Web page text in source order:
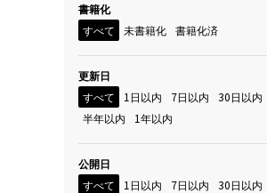
書籍化
すべて
未書籍化 書籍化済
更新日
すべて
1日以内 7日以内
30日以内
半年以内
1年以内
公開日
すべて
1日以内 7日以内
30日以内